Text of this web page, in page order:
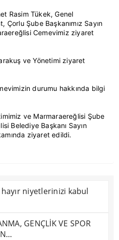
Rasim Tükek, Genel
Çorlu Şube Başkanımız Sayın
Cemevimiz ziyaret
ve Yönetimi ziyaret
durumu hakkında bilgi
ve Marmaraereğlisi Şube
Belediye Başkanı Sayın
ziyaret edildi.
hayır niyetlerinizi kabul
GENÇLİK VE SPOR